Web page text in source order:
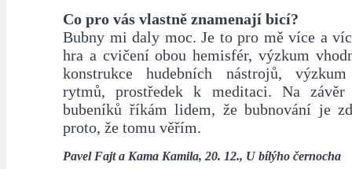
Co pro vás vlastně znamenají bicí?
Bubny mi daly moc. Je to pro mě více a
hra a cvičení obou hemisfér, výzkum
konstrukce hudebních nástrojů, výzkum
rytmů, prostředek k meditaci. Na závěr
bubeníků říkám lidem, že bubnování je
proto, že tomu věřím.
Pavel Fajt a Kama Kamila, 20. 12., U bílýho černocha